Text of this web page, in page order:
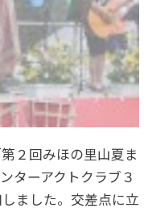
２回みほの里山夏ま
ターアクトクラブ３
ました。交差点に立